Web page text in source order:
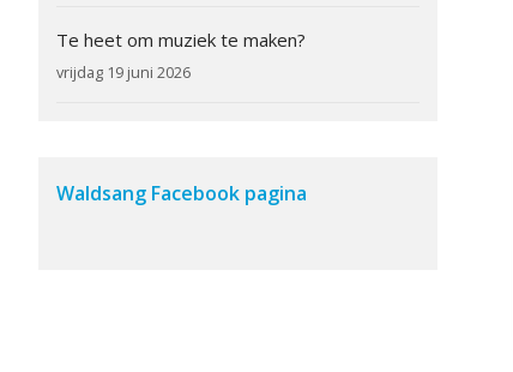
Te heet om muziek te maken?
vrijdag 19 juni 2026
Waldsang Facebook pagina